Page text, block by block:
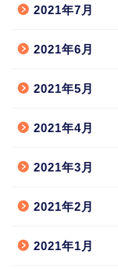
2021年7月
2021年6月
2021年5月
2021年4月
2021年3月
2021年2月
2021年1月